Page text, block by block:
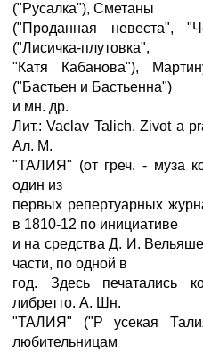
("Русалка"), Сметаны
("Проданная невеста",
("Лисичка-плутовка",
"Катя Кабанова"),
("Бастьен и Бастьенна")
и мн. др.
Лит.: Vaclav Talich. Zivot a
Ал. М.
"ТАЛИЯ" (от греч. - муза
один из
первых репертуарных
в 1810-12 по инициативе
и на средства Д. И.
части, по одной в
год. Здесь печатались
либретто. А. Шн.
"ТАЛИЯ" ("Р усекая
любительницам